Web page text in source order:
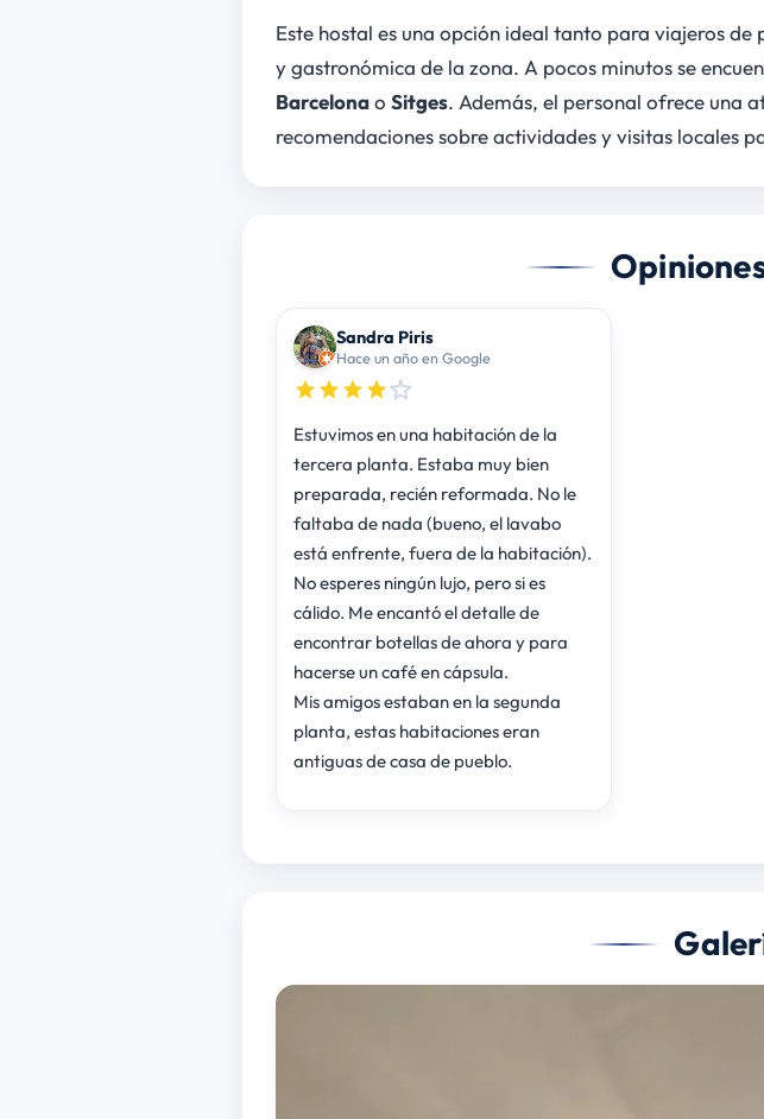
Este hostal es una opción ideal tanto para viajeros
y gastronómica de la zona. A pocos minutos se
Barcelonao Sitges. Además, el personal ofrece una
recomendaciones sobre actividades y visitas locales
Sandra Piris
Hace un año en Google
Estuvimos en una habitación de la
tercera planta. Estaba muy bien
preparada, recién reformada. No le
faltaba de nada (bueno, el lavabo
está enfrente, fuera de la habitación).
No esperes ningún lujo, pero si es
cálido. Me encantó el detalle de
encontrar botellas de ahora y para
hacerse un café en cápsula.
Mis amigos estaban en la segunda
planta, estas habitaciones eran
antiguas de casa de pueblo.